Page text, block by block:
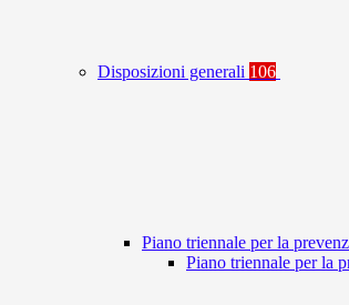
Disposizioni generali 106
Piano triennale per la
Piano triennale per la